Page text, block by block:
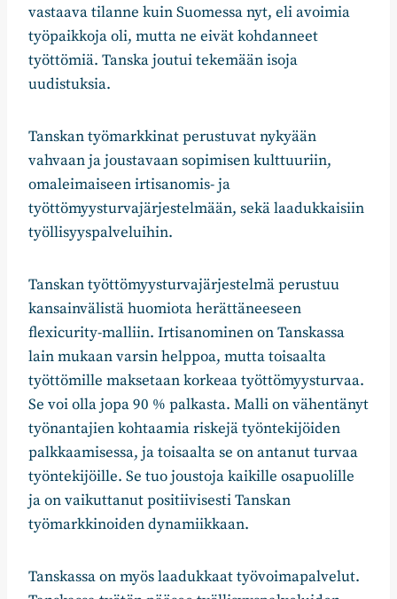
vastaava tilanne kuin Suomessa nyt, eli avoimia
työpaikkoja oli, mutta ne eivät kohdanneet
työttömiä. Tanska joutui tekemään isoja
uudistuksia.
Tanskan työmarkkinat perustuvat nykyään
vahvaan ja joustavaan sopimisen kulttuuriin,
omaleimaiseen irtisanomis- ja
työttömyysturvajärjestelmään, sekä laadukkaisiin
työllisyyspalveluihin.
Tanskan työttömyysturvajärjestelmä perustuu
kansainvälistä huomiota herättäneeseen
flexicurity-malliin. Irtisanominen on Tanskassa
lain mukaan varsin helppoa, mutta toisaalta
työttömille maksetaan korkeaa työttömyysturvaa.
Se voi olla jopa 90 % palkasta. Malli on vähentänyt
työnantajien kohtaamia riskejä työntekijöiden
palkkaamisessa, ja toisaalta se on antanut turvaa
työntekijöille. Se tuo joustoja kaikille osapuolille
ja on vaikuttanut positiivisesti Tanskan
työmarkkinoiden dynamiikkaan.
Tanskassa on myös laadukkaat työvoimapalvelut.